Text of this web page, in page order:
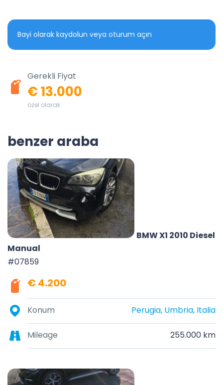
Bayi olarak kaydolun veya oturum açın
Gerekli Fiyat
€ 13.000
özel olarak
benzer araba
BMW X1 2010 Diesel
Manual
#07859
€ 4.200
Konum Perugia, Umbria, Italia
Mileage 255.000 km